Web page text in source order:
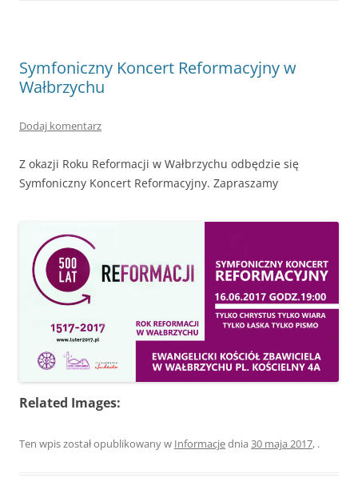
Symfoniczny Koncert Reformacyjny w
Wałbrzychu
Dodaj komentarz
Z okazji Roku Reformacji w Wałbrzychu odbędzie się
Symfoniczny Koncert Reformacyjny. Zapraszamy
Related Images:
Ten wpis został opublikowany w Informacjednia 30 maja 2017, .